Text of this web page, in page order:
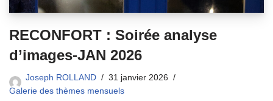
RECONFORT : Soirée analyse
d’images-JAN 2026
Joseph ROLLAND
31 janvier 2026
Galerie des thèmes mensuels